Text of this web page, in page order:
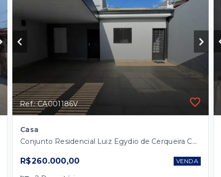
Ref.: CA001186V
Casa
Conjunto Residencial Luiz Egydio de Cerqueira César - Marília/SP
R$260.000,00 VENDA